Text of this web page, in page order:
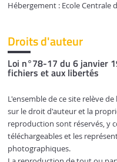
Hébergement : Ecole Centrale
Droits d'auteur
Loi n°78-17 du 6 janvier
fichiers et aux libertés
L'ensemble de ce site relève
sur le droit d'auteur et la
reproduction sont réservés, y
téléchargeables et les
photographiques.